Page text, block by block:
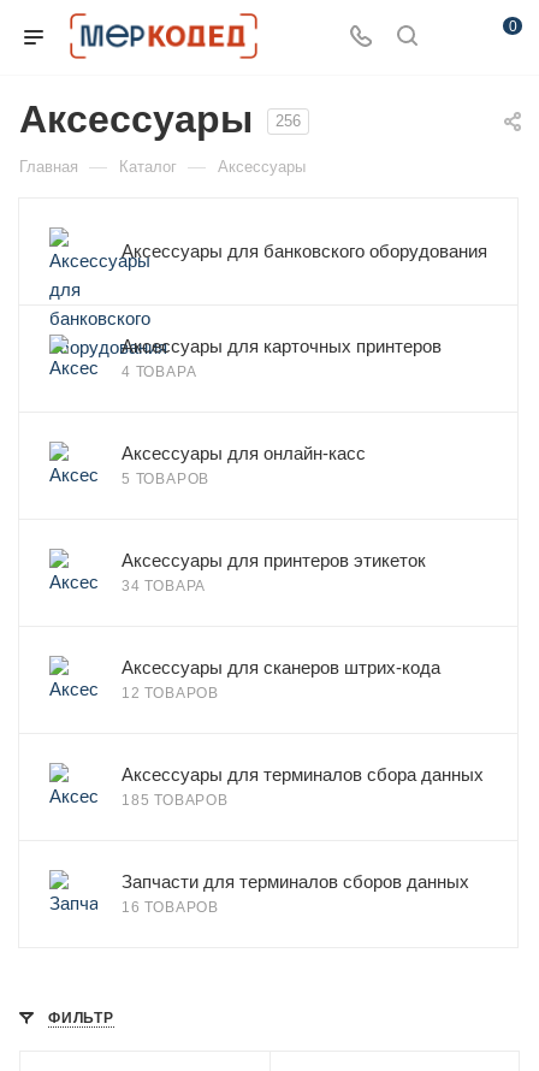
0
Аксессуары 256
Главная — Каталог — Аксессуары
Аксессуары для банковского оборудования
Аксессуары для карточных принтеров
4 ТОВАРА
Аксессуары для онлайн-касс
5 ТОВАРОВ
Аксессуары для принтеров этикеток
34 ТОВАРА
Аксессуары для сканеров штрих-кода
12 ТОВАРОВ
Аксессуары для терминалов сбора данных
185 ТОВАРОВ
Запчасти для терминалов сборов данных
16 ТОВАРОВ
ФИЛЬТР